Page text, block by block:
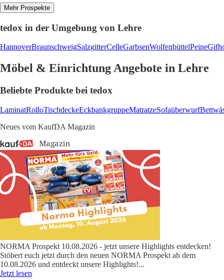
Mehr Prospekte
tedox in der Umgebung von Lehre
HannoverBraunschweigSalzgitterCelleGarbsenWolfenbüttelPeine
Möbel & Einrichtung Angebote in Lehre
Beliebte Produkte bei tedox
LaminatRolloTischdeckeEckbankgruppeMatratzeSofaüberwurf
Neues vom KaufDA Magazin
NORMA Prospekt 10.08.2026 - jetzt unsere Highlights entdecken!
Stöbert euch jetzt durch den neuen NORMA Prospekt ab dem
10.08.2026 und entdeckt unsere Highlights!...
Jetzt lesen